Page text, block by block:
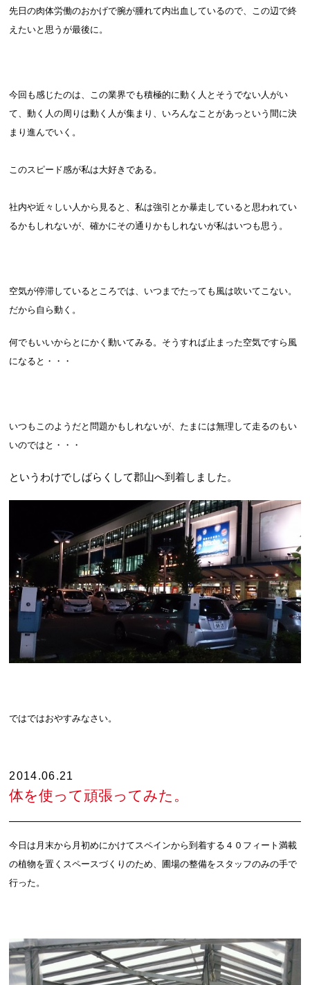
先日の肉体労働のおかげで腕が腫れて内出血しているので、この辺で終
えたいと思うが最後に。
今回も感じたのは、この業界でも積極的に動く人とそうでない人がい
て、動く人の周りは動く人が集まり、いろんなことがあっという間に決
まり進んでいく。
このスピード感が私は大好きである。
社内や近々しい人から見ると、私は強引とか暴走していると思われてい
るかもしれないが、確かにその通りかもしれないが私はいつも思う。
空気が停滞しているところでは、いつまでたっても風は吹いてこない。
だから自ら動く。
何でもいいからとにかく動いてみる。そうすれば止まった空気ですら風
になると・・・
いつもこのようだと問題かもしれないが、たまには無理して走るのもい
いのではと・・・
というわけでしばらくして郡山へ到着しました。
ではではおやすみなさい。
2014.06.21
体を使って頑張ってみた。
今日は月末から月初めにかけてスペインから到着する４０フィート満載
の植物を置くスペースづくりのため、圃場の整備をスタッフのみの手で
行った。